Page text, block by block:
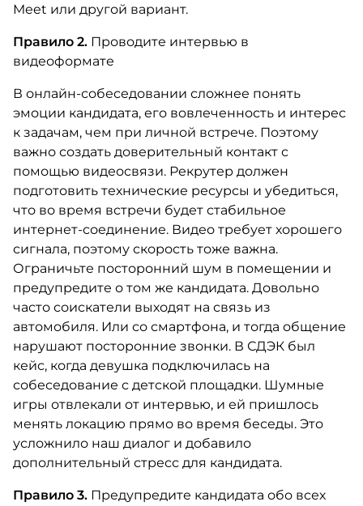
Meet или другой вариант.
Правило 2. Проводите интервью в
видеоформате
В онлайн-собеседовании сложнее понять
эмоции кандидата, его вовлеченность и интерес
к задачам, чем при личной встрече. Поэтому
важно создать доверительный контакт с
помощью видеосвязи. Рекрутер должен
подготовить технические ресурсы и убедиться,
что во время встречи будет стабильное
интернет-соединение. Видео требует хорошего
сигнала, поэтому скорость тоже важна.
Ограничьте посторонний шум в помещении и
предупредите о том же кандидата. Довольно
часто соискатели выходят на связь из
автомобиля. Или со смартфона, и тогда общение
нарушают посторонние звонки. В СДЭК был
кейс, когда девушка подключилась на
собеседование с детской площадки. Шумные
игры отвлекали от интервью, и ей пришлось
менять локацию прямо во время беседы. Это
усложнило наш диалог и добавило
дополнительный стресс для кандидата.
Правило 3. Предупредите кандидата обо всех